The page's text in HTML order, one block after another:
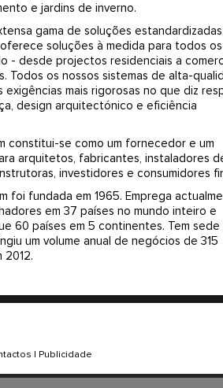
e jardins de inverno.
gama de soluções
oferece soluções à medida para todos os
- desde projectos residenciais a
Todos os nossos sistemas de alta-
exigências mais rigorosas no que diz
design arquitectónico e eficiência
constitui-se como um fornecedor e um
arquitetos, fabricantes, instaladores
investidores e consumidores
foi fundada em 1965. Emprega
em 37 países no mundo inteiro e
60 países em 5 continentes. Tem sede
um volume anual de negócios de 315
2012.
Publicidade